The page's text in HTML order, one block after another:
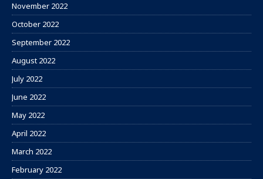
November 2022
October 2022
September 2022
August 2022
July 2022
June 2022
May 2022
April 2022
March 2022
February 2022